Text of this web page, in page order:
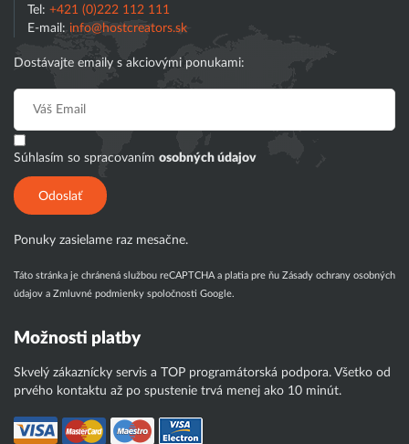
Tel: +421 (0)222 112 111
E-mail: info@hostcreators.sk
Dostávajte emaily s akciovými ponukami:
Súhlasím so spracovaním osobných údajov
Odoslať
Ponuky zasielame raz mesačne.
Táto stránka je chránená službou reCAPTCHA a platia pre ňu Zásady ochrany osobných
údajov a Zmluvné podmienky spoločnosti Google.
Možnosti platby
Skvelý zákaznícky servis a TOP programátorská podpora. Všetko od
prvého kontaktu až po spustenie trvá menej ako 10 minút.